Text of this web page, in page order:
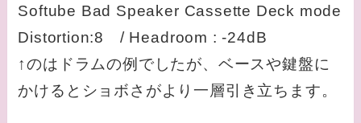
Softube Bad Speaker Cassette Deck mode
Distortion:8 / Headroom : -24dB
↑のはドラムの例でしたが、ベースや鍵盤に
かけるとショボさがより一層引き立ちます。